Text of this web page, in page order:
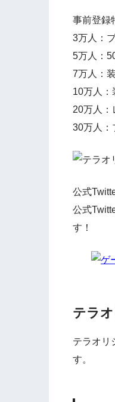
事前登録
3万人：
5万人：
7万人：
10万人：
20万人：
30万人：
公式
公式
す！
テラ
テラオリ
す。